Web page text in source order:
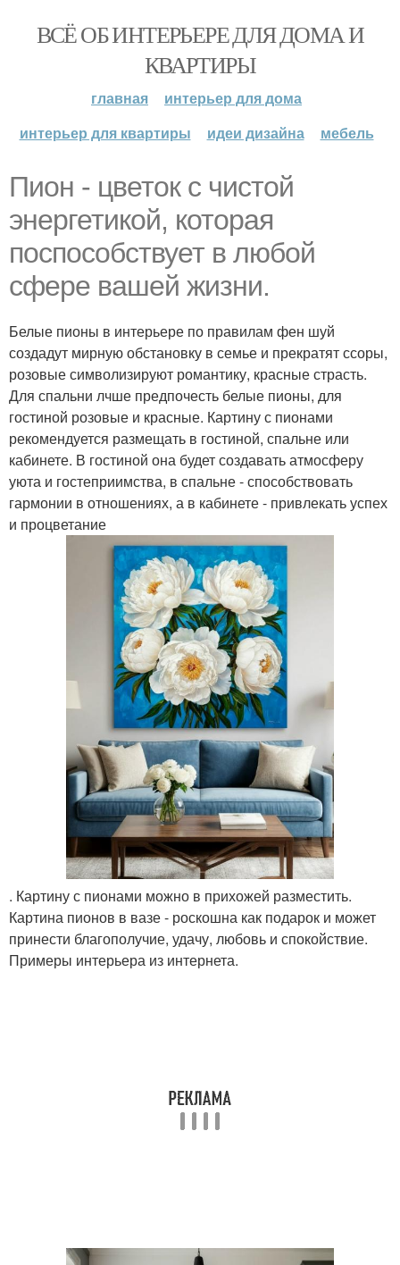
ВСЁ ОБ ИНТЕРЬЕРЕ ДЛЯ ДОМА И
КВАРТИРЫ
главная
интерьер для дома
интерьер для квартиры
идеи дизайна мебель
Пион - цветок с чистой
энергетикой, которая
поспособствует в любой
сфере вашей жизни.
Белые пионы в интерьере по правилам фен шуй
создадут мирную обстановку в семье и прекратят ссоры,
розовые символизируют романтику, красные страсть.
Для спальни лчше предпочесть белые пионы, для
гостиной розовые и красные. Картину с пионами
рекомендуется размещать в гостиной, спальне или
кабинете. В гостиной она будет создавать атмосферу
уюта и гостеприимства, в спальне - способствовать
гармонии в отношениях, а в кабинете - привлекать успех
и процветание
. Картину с пионами можно в прихожей разместить.
Картина пионов в вазе - роскошна как подарок и может
принести благополучие, удачу, любовь и спокойствие.
Примеры интерьера из интернета.